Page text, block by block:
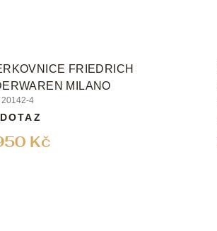
FRIEDRICH
MILANO
20142-4
Kč